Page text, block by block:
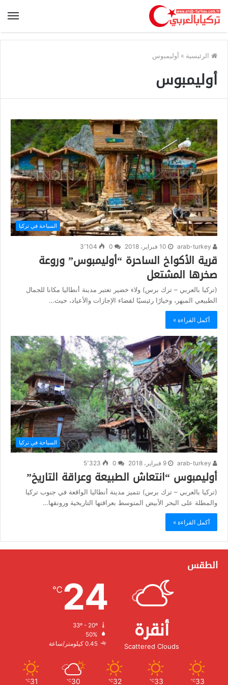
الرئيسية » أوليمبوس
أوليمبوس
السياحة في تركيا
10 فبراير، 2018 3٬104
قرية الأكواخ الساحرة “أوليمبوس” وروعة
صخرها المشتعل
(تركيا بالعربي – ترك برس) ولاء خضير تعتبر مدينة أنطاليا مكانا للجمال
الطبيعي المبهر، وخيارًا رئيسيًا لقضاء الإجازات والأعياد، حيث…
أكمل القراءة »
السياحة في تركيا
9 فبراير، 2018 5٬323
أوليمبوس “انتعاش الطبيعة وعراقة التاريخ”
(تركيا بالعربي – ترك برس) تتميز مدينة أنطاليا الواقعة في جنوب تركيا
والمطلة على البحر الأبيض المتوسط بعراقتها التاريخية ورونقها…
أكمل القراءة »
الطقس
أنقرة
Scattered Clouds
24
℃
الرطوبة:
الرياح:
33
℃
33
℃
32
℃
30
℃
31
℃